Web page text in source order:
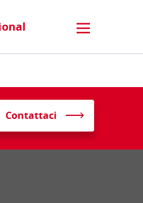
Contattaci